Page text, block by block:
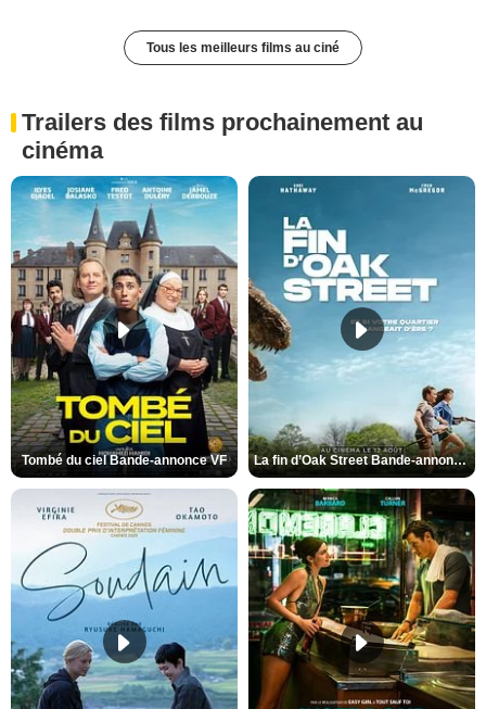
Tous les meilleurs films au ciné
Trailers des films prochainement au
cinéma
Tombé du ciel Bande-annonce VF La fin d’Oak Street Bande-annonce VO STFR